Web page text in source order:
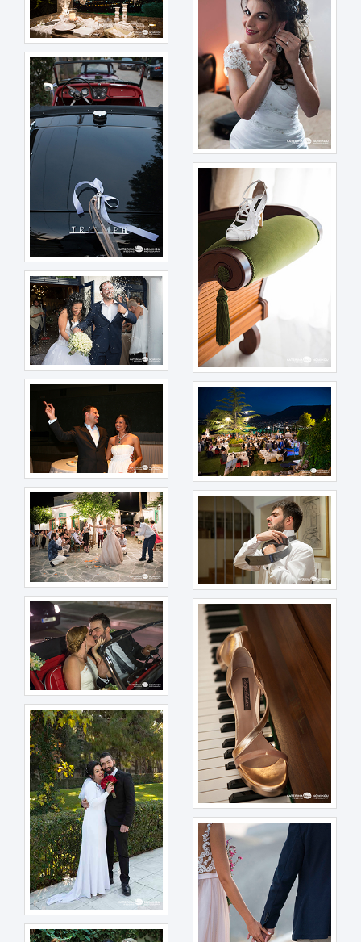
αυτών στην αιωνιότητα.
Ο επαγγελματισμός που εκπορεύεται από την πολυετή μου εμπειρία
στην κάλυψη απαιτητικών εκδηλώσεων, και ιδιαίτερα αρραβώνων,
γαμήλιων τελετών και δεξιώσεων εγγυάται το ιδανικό αποτέλεσμα
που επιζητείτε, στο χρονικό διάστημα που εσείς θα επιλέξετε, με
ευελιξία και κατανόηση των επιθυμιών και των αναγκών σας.